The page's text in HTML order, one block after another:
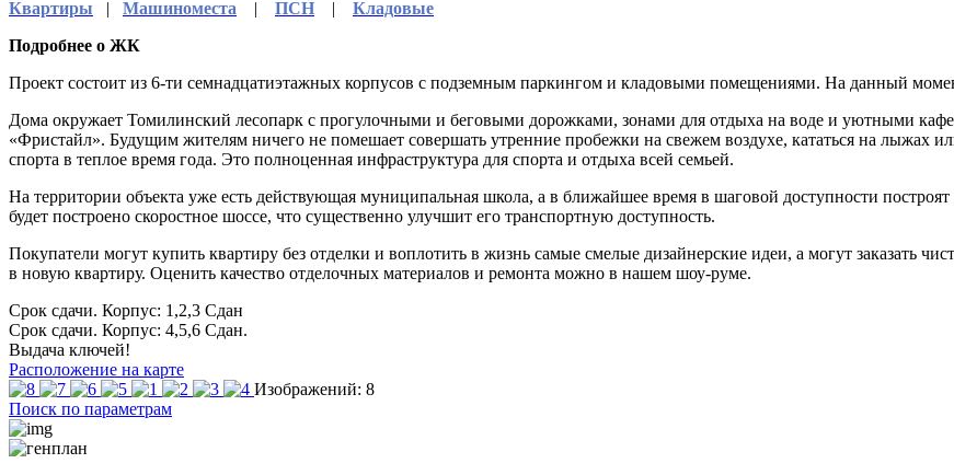
Квартиры Машиноместа ПСН
Кладовые
Подробнее о ЖК
Проект состоит из 6-ти семнадцатиэтажных корпусов с подземным паркингом и кладовыми помещениями. На данный
Дома окружает Томилинский лесопарк с прогулочными и беговыми дорожками, зонами для отдыха на воде и уютными
«Фристайл». Будущим жителям ничего не помешает совершать утренние пробежки на свежем воздухе, кататься на лыжах
спорта в теплое время года. Это полноценная инфраструктура для спорта и отдыха всей семьей.
На территории объекта уже есть действующая муниципальная школа, а в ближайшее время в шаговой доступности построят
будет построено скоростное шоссе, что существенно улучшит его транспортную доступность.
Покупатели могут купить квартиру без отделки и воплотить в жизнь самые смелые дизайнерские идеи, а могут заказать
в новую квартиру. Оценить качество отделочных материалов и ремонта можно в нашем шоу-руме.
Срок сдачи. Корпус: 1,2,3 Сдан
Срок сдачи. Корпус: 4,5,6 Сдан.
Выдача ключей!
Расположение на карте
Изображений: 8
Поиск по параметрам